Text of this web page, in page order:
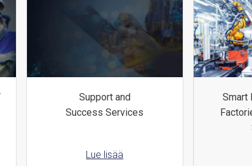
Support and
Success Services
Lue lisää
Smart